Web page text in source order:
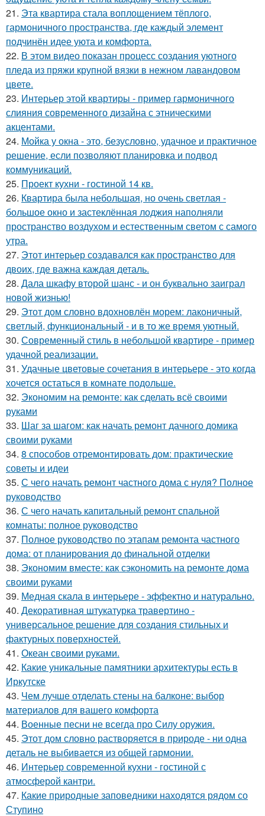
21. Эта квартира стала воплощением тёплого,
гармоничного пространства, где каждый элемент
подчинён идее уюта и комфорта.
22. В этом видео показан процесс создания уютного
пледа из пряжи крупной вязки в нежном лавандовом
цвете.
23. Интерьер этой квартиры - пример гармоничного
слияния современного дизайна с этническими
акцентами.
24. Мойка у окна - это, безусловно, удачное и практичное
решение, если позволяют планировка и подвод
коммуникаций.
25. Проект кухни - гостиной 14 кв.
26. Квартира была небольшая, но очень светлая -
большое окно и застеклённая лоджия наполняли
пространство воздухом и естественным светом с самого
утра.
27. Этот интерьер создавался как пространство для
двоих, где важна каждая деталь.
28. Дала шкафу второй шанс - и он буквально заиграл
новой жизнью!
29. Этот дом словно вдохновлён морем: лаконичный,
светлый, функциональный - и в то же время уютный.
30. Современный стиль в небольшой квартире - пример
удачной реализации.
31. Удачные цветовые сочетания в интерьере - это когда
хочется остаться в комнате подольше.
32. Экономим на ремонте: как сделать всё своими
руками
33. Шаг за шагом: как начать ремонт дачного домика
своими руками
34. 8 способов отремонтировать дом: практические
советы и идеи
35. С чего начать ремонт частного дома с нуля? Полное
руководство
36. С чего начать капитальный ремонт спальной
комнаты: полное руководство
37. Полное руководство по этапам ремонта частного
дома: от планирования до финальной отделки
38. Экономим вместе: как сэкономить на ремонте дома
своими руками
39. Медная скала в интерьере - эффектно и натурально.
40. Декоративная штукатурка травертино -
универсальное решение для создания стильных и
фактурных поверхностей.
41. Океан своими руками.
42. Какие уникальные памятники архитектуры есть в
Иркутске
43. Чем лучше отделать стены на балконе: выбор
материалов для вашего комфорта
44. Военные песни не всегда про Силу оружия.
45. Этот дом словно растворяется в природе - ни одна
деталь не выбивается из общей гармонии.
46. Интерьер современной кухни - гостиной с
атмосферой кантри.
47. Какие природные заповедники находятся рядом со
Ступино